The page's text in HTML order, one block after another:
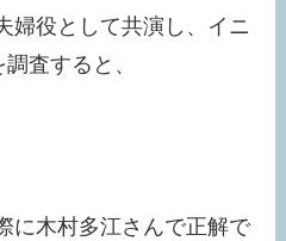
婦役として共演し、イニ
査すると、
に木村多江さんで正解で